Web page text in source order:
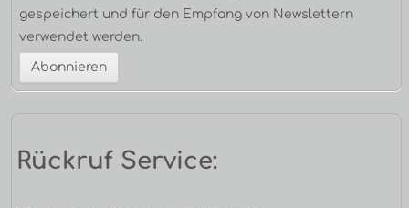
gespeichert und für den Empfang von Newslettern
verwendet werden.
Rückruf Service: